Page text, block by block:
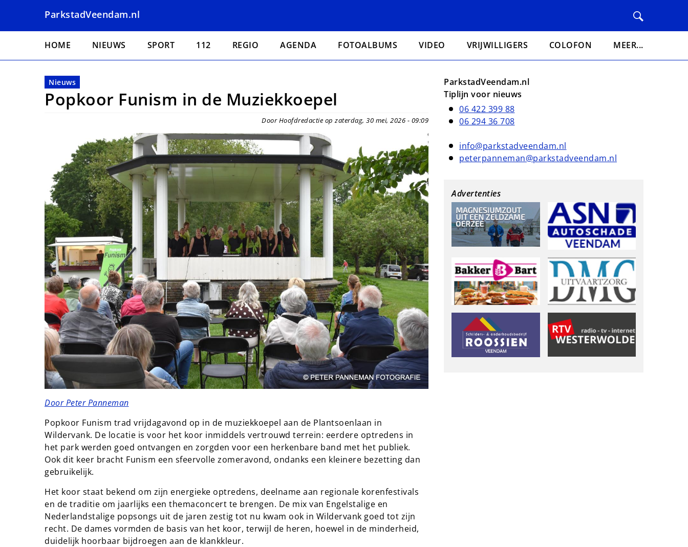
naar
ParkstadVeendam.nl
Hoofdnavigatie
HOME NIEUWS SPORT 112 REGIO AGENDA FOTOALBUMS VIDEO VRIJWILLIGERS COLOFON MEER...
Nieuws
Popkoor Funism in de Muziekkoepel
Door Hoofdredactie op zaterdag, 30 mei, 2026 - 09:09
Door Peter Panneman
Popkoor Funism trad vrijdagavond op in de muziekkoepel aan de Plantsoenlaan in
Wildervank. De locatie is voor het koor inmiddels vertrouwd terrein: eerdere optredens in
het park werden goed ontvangen en zorgden voor een herkenbare band met het publiek.
Ook dit keer bracht Funism een sfeervolle zomeravond, ondanks een kleinere bezetting dan
gebruikelijk.
Het koor staat bekend om zijn energieke optredens, deelname aan regionale korenfestivals
en de traditie om jaarlijks een themaconcert te brengen. De mix van Engelstalige en
Nederlandstalige popsongs uit de jaren zestig tot nu kwam ook in Wildervank goed tot zijn
recht. De dames vormden de basis van het koor, terwijl de heren, hoewel in de minderheid,
duidelijk hoorbaar bijdroegen aan de klankkleur.
ParkstadVeendam.nl
Tiplijn voor nieuws
06 422 399 88
06 294 36 708
info@parkstadveendam.nl
peterpanneman@parkstadveendam.nl
Advertenties